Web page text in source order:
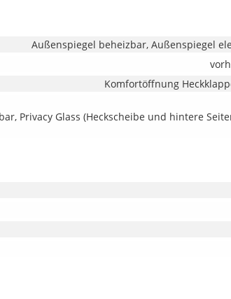
Außenspiegel beheizbar, Außenspiegel
Komfortöffnung
Privacy Glass (Heckscheibe und hintere